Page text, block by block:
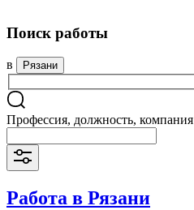
Поиск работы
в Рязани
Профессия, должность, компания
Работа в Рязани